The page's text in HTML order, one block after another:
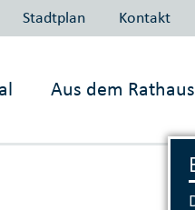
Stadtplan Kontakt
Aus dem Rathaus